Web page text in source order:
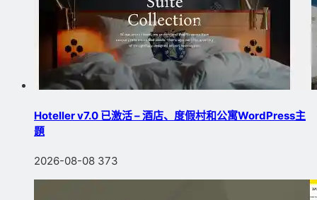
Hoteller v7.0 已激活 – 酒店、度假村和公寓WordPress主
題
2026-08-08 373